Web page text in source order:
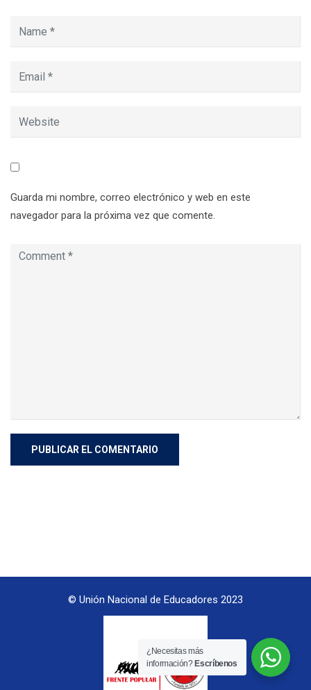
Guarda mi nombre, correo electrónico y web en este
navegador para la próxima vez que comente.
© Unión Nacional de Educadores 2023
¿Necesitas más
información? Escríbenos